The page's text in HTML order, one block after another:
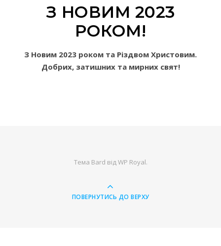
З НОВИМ 2023
РОКОМ!
З Новим 2023 роком та Різдвом Христовим.
Добрих, затишних та мирних свят!
Тема Bard відWP Royal.
ПОВЕРНУТИСЬ ДО ВЕРХУ